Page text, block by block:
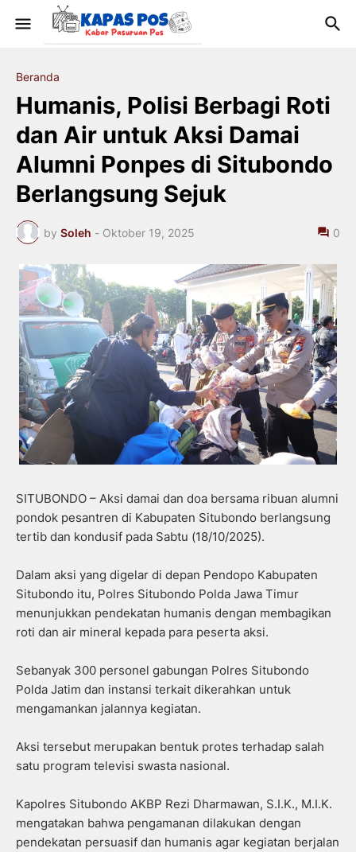
Beranda
Humanis, Polisi Berbagi Roti
dan Air untuk Aksi Damai
Alumni Ponpes di Situbondo
Berlangsung Sejuk
by Soleh - Oktober 19, 2025 0
SITUBONDO – Aksi damai dan doa bersama ribuan alumni
pondok pesantren di Kabupaten Situbondo berlangsung
tertib dan kondusif pada Sabtu (18/10/2025).
Dalam aksi yang digelar di depan Pendopo Kabupaten
Situbondo itu, Polres Situbondo Polda Jawa Timur
menunjukkan pendekatan humanis dengan membagikan
roti dan air mineral kepada para peserta aksi.
Sebanyak 300 personel gabungan Polres Situbondo
Polda Jatim dan instansi terkait dikerahkan untuk
mengamankan jalannya kegiatan.
Aksi tersebut merupakan bentuk protes terhadap salah
satu program televisi swasta nasional.
Kapolres Situbondo AKBP Rezi Dharmawan, S.I.K., M.I.K.
mengatakan bahwa pengamanan dilakukan dengan
pendekatan persuasif dan humanis agar kegiatan berjalan